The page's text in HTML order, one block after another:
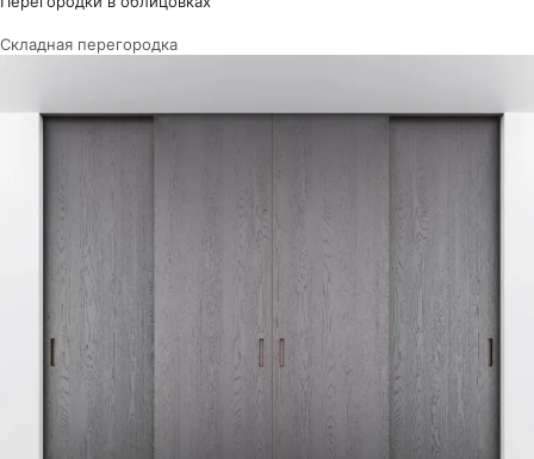
Складная перегородка